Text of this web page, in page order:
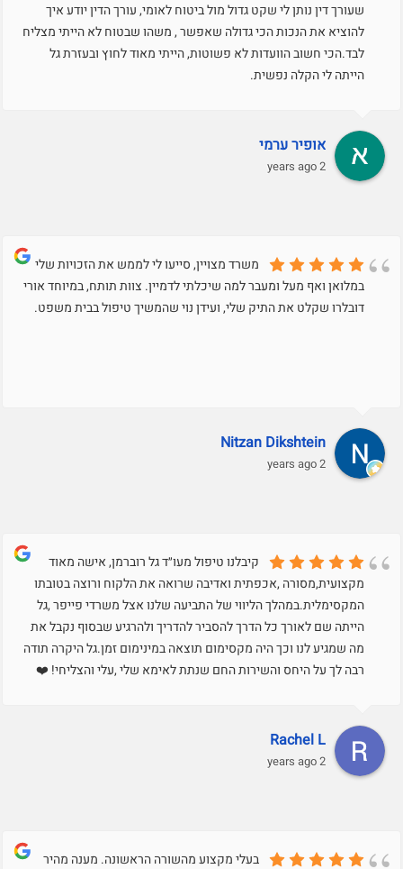
שעורך דין נותן לי שקט גדול מול ביטוח לאומי, עורך הדין יודע איך
להוציא את הנכות הכי גדולה שאפשר , משהו שבטוח לא הייתי מצליח
לבד.הכי חשוב הוועדות לא פשוטות, הייתי מאוד לחוץ ובעזרת גל
הייתה לי הקלה נפשית.
אופיר ערמי
2 years ago
משרד מצויין, סייעו לי לממש את הזכויות שלי
במלואן ואף מעל ומעבר למה שיכלתי לדמיין. צוות תותח, במיוחד אורי
דובלרו שקלט את התיק שלי, ועידן נוי שהמשיך טיפול בבית משפט.
Nitzan Dikshtein
2 years ago
קיבלנו טיפול מעו״ד גל רוברמן, אישה מאוד
מקצועית,מסורה ,אכפתית ואדיבה שרואה את הלקוח ורוצה בטובתו
המקסימלית.במהלך הליווי של התביעה שלנו אצל משרדי פייפר ,גל
הייתה שם לאורך כל הדרך להסביר להדריך ולהרגיע שבסוף נקבל את
מה שמגיע לנו וכך היה מקסימום תוצאה במינימום זמן.גל היקרה תודה
רבה לך על היחס והשירות החם שנתת לאימא שלי ,עלי והצליחי! ❤️
Rachel L
2 years ago
בעלי מקצוע מהשורה הראשונה. מענה מהיר